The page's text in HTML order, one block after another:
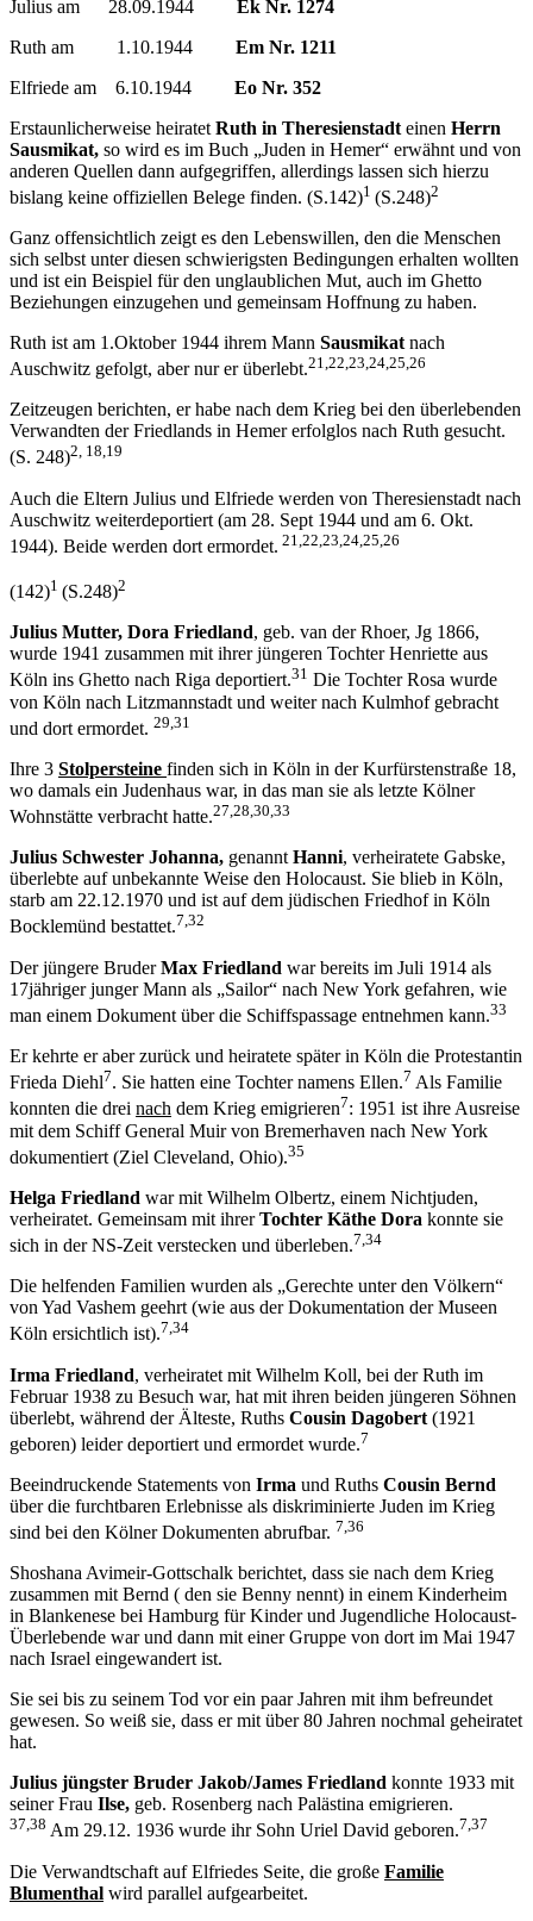
Julius am 28.09.1944
Ek Nr. 1274
Ruth am 1.10.1944 Em Nr. 1211
Elfriede am 6.10.1944 Eo Nr. 352
Erstaunlicherweise heiratet Ruth in Theresienstadt einen Herrn
Sausmikat, so wird es im Buch „Juden in Hemer“ erwähnt und von
anderen Quellen dann aufgegriffen, allerdings lassen sich hierzu
bislang keine offiziellen Belege finden. (S.142)1 (S.248)2
Ganz offensichtlich zeigt es den Lebenswillen, den die Menschen
sich selbst unter diesen schwierigsten Bedingungen erhalten wollten
und ist ein Beispiel für den unglaublichen Mut, auch im Ghetto
Beziehungen einzugehen und gemeinsam Hoffnung zu haben.
Ruth ist am 1.Oktober 1944 ihrem Mann Sausmikat nach
Auschwitz gefolgt, aber nur er überlebt.21,22,23,24,25,26
Zeitzeugen berichten, er habe nach dem Krieg bei den überlebenden
Verwandten der Friedlands in Hemer erfolglos nach Ruth gesucht.
(S. 248)2, 18,19
Auch die Eltern Julius und Elfriede werden von Theresienstadt nach
Auschwitz weiterdeportiert (am 28. Sept 1944 und am 6. Okt.
1944). Beide werden dort ermordet. 21,22,23,24,25,26
(142)1 (S.248)2
Julius Mutter, Dora Friedland, geb. van der Rhoer, Jg 1866,
wurde 1941 zusammen mit ihrer jüngeren Tochter Henriette aus
Köln ins Ghetto nach Riga deportiert.31 Die Tochter Rosa wurde
von Köln nach Litzmannstadt und weiter nach Kulmhof gebracht
und dort ermordet. 29,31
Ihre 3 Stolpersteine finden sich in Köln in der Kurfürstenstraße 18,
wo damals ein Judenhaus war, in das man sie als letzte Kölner
Wohnstätte verbracht hatte.27,28,30,33
Julius Schwester Johanna, genannt Hanni, verheiratete Gabske,
überlebte auf unbekannte Weise den Holocaust. Sie blieb in Köln,
starb am 22.12.1970 und ist auf dem jüdischen Friedhof in Köln
Bocklemünd bestattet.7,32
Der jüngere BruderMax Friedland war bereits im Juli 1914 als
17jähriger junger Mann als „Sailor“ nach New York gefahren, wie
man einem Dokument über die Schiffspassage entnehmen kann.33
Er kehrte er aber zurück und heiratete später in Köln die Protestantin
Frieda Diehl7. Sie hatten eine Tochter namens Ellen.7 Als Familie
konnten die drei nach dem Krieg emigrieren7: 1951 ist ihre Ausreise
mit dem Schiff General Muir von Bremerhaven nach New York
dokumentiert (Ziel Cleveland, Ohio).35
Helga Friedland war mit Wilhelm Olbertz, einem Nichtjuden,
verheiratet. Gemeinsam mit ihrerTochter Käthe Dora konnte sie
sich in der NS-Zeit verstecken und überleben.7,34
Die helfenden Familien wurden als „Gerechte unter den Völkern“
von Yad Vashem geehrt (wie aus der Dokumentation der Museen
Köln ersichtlich ist).7,34
Irma Friedland, verheiratet mit Wilhelm Koll, bei der Ruth im
Februar 1938 zu Besuch war, hat mit ihren beiden jüngeren Söhnen
überlebt, während der Älteste, Ruths Cousin Dagobert (1921
geboren) leider deportiert und ermordet wurde.7
Beeindruckende Statements von Irma und Ruths Cousin Bernd
über die furchtbaren Erlebnisse als diskriminierte Juden im Krieg
sind bei den Kölner Dokumenten abrufbar. 7,36
Shoshana Avimeir-Gottschalk berichtet, dass sie nach dem Krieg
zusammen mit Bernd ( den sie Benny nennt) in einem Kinderheim
in Blankenese bei Hamburg für Kinder und Jugendliche Holocaust-
Überlebende war und dann mit einer Gruppe von dort im Mai 1947
nach Israel eingewandert ist.
Sie sei bis zu seinem Tod vor ein paar Jahren mit ihm befreundet
gewesen. So weiß sie, dass er mit über 80 Jahren nochmal geheiratet
hat.
Julius jüngster Bruder Jakob/James Friedland konnte 1933 mit
seiner Frau Ilse, geb. Rosenberg nach Palästina emigrieren.
37,38 Am 29.12. 1936 wurde ihr Sohn Uriel David geboren.7,37
Die Verwandtschaft auf Elfriedes Seite, die große Familie
Blumenthal wird parallel aufgearbeitet.